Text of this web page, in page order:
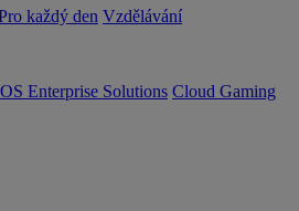
každý den Vzdělávání
Enterprise Solutions Cloud Gaming